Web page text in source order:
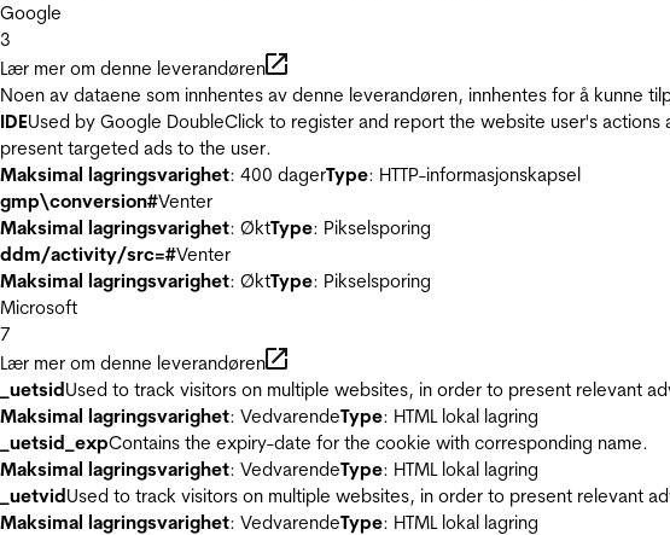
Google
3
Lær mer om denne leverandøren
Noen av dataene som innhentes av denne leverandøren, innhentes for å kunne
IDEUsed by Google DoubleClick to register and report the website user's
present targeted ads to the user.
Maksimal lagringsvarighet: 400 dagerType: HTTP-informasjonskapsel
gmp\conversion#Venter
Maksimal lagringsvarighet: ØktType: Pikselsporing
ddm/activity/src=#Venter
Maksimal lagringsvarighet: ØktType: Pikselsporing
Microsoft
7
Lær mer om denne leverandøren
_uetsidUsed to track visitors on multiple websites, in order to present relevant
Maksimal lagringsvarighet: VedvarendeType: HTML lokal lagring
_uetsid_expContains the expiry-date for the cookie with corresponding name.
Maksimal lagringsvarighet: VedvarendeType: HTML lokal lagring
_uetvidUsed to track visitors on multiple websites, in order to present relevant
Maksimal lagringsvarighet: VedvarendeType: HTML lokal lagring